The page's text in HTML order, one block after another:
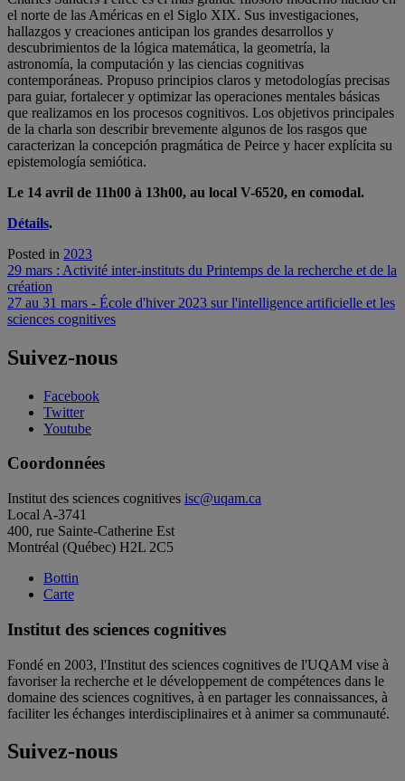
el norte de las Américas en el Siglo XIX. Sus investigaciones,
hallazgos y creaciones anticipan los grandes desarrollos y
descubrimientos de la lógica matemática, la geometría, la
astronomía, la computación y las ciencias cognitivas
contemporáneas. Propuso principios claros y metodologías precisas
para guiar, fortalecer y optimizar las operaciones mentales básicas
que realizamos en los procesos cognitivos. Los objetivos principales
de la charla son describir brevemente algunos de los rasgos que
caracterizan la concepción pragmática de Peirce y hacer explícita su
epistemología semiótica.
Le 14 avril de 11h00 à 13h00, au local V-6520, en comodal.
Détails.
Posted in 2023
Navigation
de
l'article
29 mars : Activité inter-instituts du Printemps de la recherche et de la
création
27 au 31 mars - École d'hiver 2023 sur l'intelligence artificielle et les
sciences cognitives
Suivez-nous
Facebook
Twitter
Youtube
Coordonnées
Institut des sciences cognitives isc@uqam.ca
Local A-3741
400, rue Sainte-Catherine Est
Montréal (Québec) H2L 2C5
Bottin
Carte
Institut des sciences cognitives
Fondé en 2003, l'Institut des sciences cognitives de l'UQAM vise à
favoriser la recherche et le développement de compétences dans le
domaine des sciences cognitives, à en partager les connaissances, à
faciliter les échanges interdisciplinaires et à animer sa communauté.
Suivez-nous